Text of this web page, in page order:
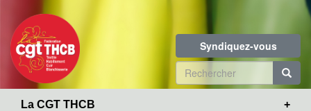
contenu
principal
Syndiquez-vous
Formulaire
de
La CGT THCB